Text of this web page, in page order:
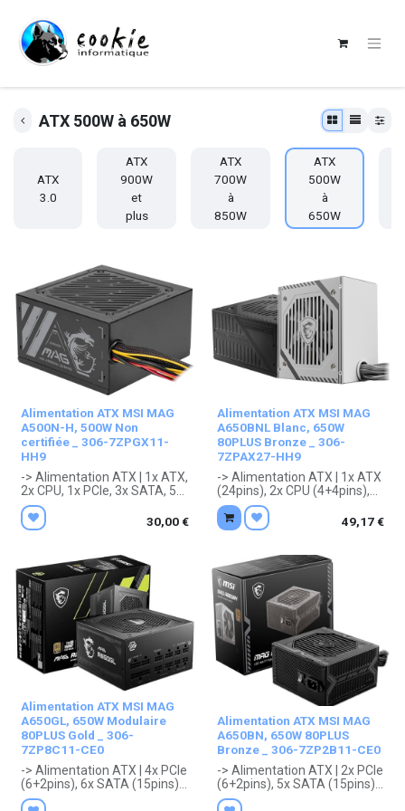
ATX 500W à 650W
ATX
3.0
ATX
900W
et
plus
ATX
700W
à
850W
ATX
500W
à
650W
Alimentation ATX MSI MAG
A500N-H, 500W Non
certifiée _ 306-7ZPGX11-
HH9
-> Alimentation ATX | 1x ATX,
2x CPU, 1x PCIe, 3x SATA, 5x
Molex, 1x Floppy | 500 W | Non
certifiée | Noir | 150 x 140 x 86
mm
30,00€
Alimentation ATX MSI MAG
A650BNL Blanc, 650W
80PLUS Bronze _ 306-
7ZPAX27-HH9
-> Alimentation ATX | 1x ATX
(24pins), 2x CPU (4+4pins),
2x PCIe (6+2pins), 5x SATA
(15pins), 2x Molex (4pins), 1x
Floppy | 650 W | 80PLUS
140 x 86 mm, 2.10 kg
. Garantie 5 ans constructeur.
49,17€
Alimentation ATX MSI MAG
A650GL, 650W Modulaire
80PLUS Gold _ 306-
7ZP8C11-CE0
-> Alimentation ATX | 4x PCIe
(6+2pins), 6x SATA (15pins),
3x Molex (4pins), 1x Floppy |
Alimentation ATX MSI MAG
A650BN, 650W 80PLUS
Bronze _ 306-7ZP2B11-CE0
-> Alimentation ATX | 2x PCIe
(6+2pins), 5x SATA (15pins),
2x Molex (4pins), 1x Floppy |